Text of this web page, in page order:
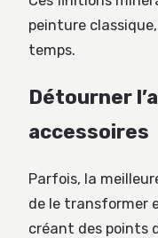
peinture
temps.
Détourner
accessoires
Parfois, la
de le transformer
créant des points